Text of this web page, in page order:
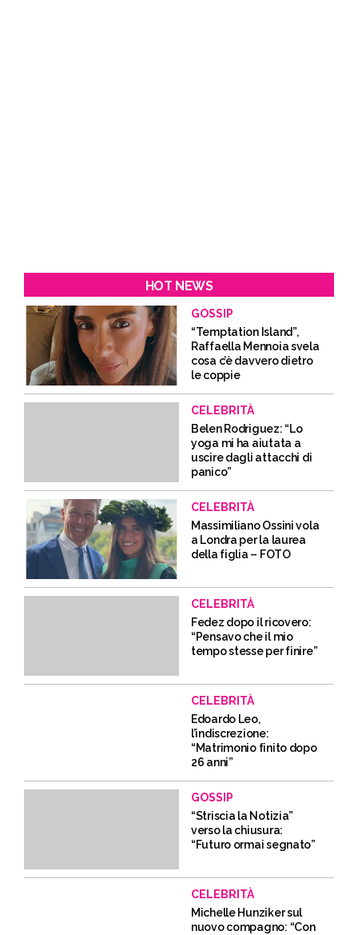
HOT NEWS
GOSSIP
“Temptation Island”,
Raffaella Mennoia svela
cosa c’è davvero dietro
le coppie
CELEBRITÀ
Belen Rodriguez: “Lo
yoga mi ha aiutata a
uscire dagli attacchi di
panico”
CELEBRITÀ
Massimiliano Ossini vola
a Londra per la laurea
della figlia – FOTO
CELEBRITÀ
Fedez dopo il ricovero:
“Pensavo che il mio
tempo stesse per finire”
CELEBRITÀ
Edoardo Leo,
l’indiscrezione:
“Matrimonio finito dopo
26 anni”
GOSSIP
“Striscia la Notizia”
verso la chiusura:
“Futuro ormai segnato”
CELEBRITÀ
Michelle Hunziker sul
nuovo compagno: “Con